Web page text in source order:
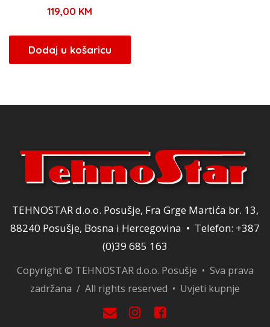
119,00 KM
Dodaj u košaricu
TEHNOSTAR d.o.o. Posušje, Fra Grge Martića br. 13,
88240 Posušje, Bosna i Hercegovina • Telefon: +387
(0)39 685 163
Copyright © TEHNOSTAR d.o.o. Posušje • Sva prava
zadržana / All rights reserved • Uvjeti kupnje